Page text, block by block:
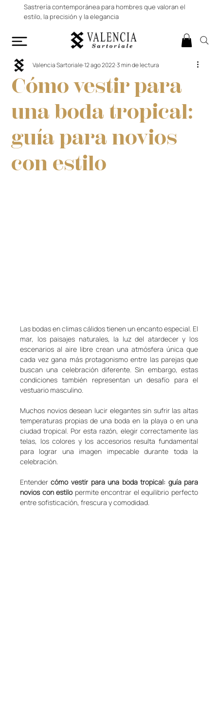
Sastrería contemporánea para hombres que valoran el
estilo, la precisión y la elegancia
Cómo vestir para
una boda tropical:
guía para novios
con estilo
Valencia Sartoriale12 ago 2022 3 min de lectura
Las bodas en climas cálidos tienen un encanto especial. El
mar, los paisajes naturales, la luz del atardecer y los
escenarios al aire libre crean una atmósfera única que
cada vez gana más protagonismo entre las parejas que
buscan una celebración diferente. Sin embargo, estas
condiciones también representan un desafío para el
vestuario masculino.
Muchos novios desean lucir elegantes sin sufrir las altas
temperaturas propias de una boda en la playa o en una
ciudad tropical. Por esta razón, elegir correctamente las
telas, los colores y los accesorios resulta fundamental
para lograr una imagen impecable durante toda la
celebración.
Entender cómo vestir para una boda tropical: guía para
novios con estilo permite encontrar el equilibrio perfecto
entre sofisticación, frescura y comodidad.